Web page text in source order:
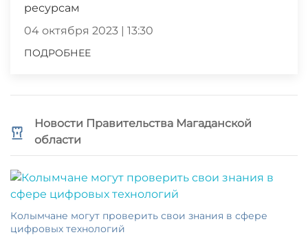
ресурсам
04 октября 2023 | 13:30
ПОДРОБНЕЕ
Новости Правительства Магаданской
области
Колымчане могут проверить свои знания в сфере
цифровых технологий